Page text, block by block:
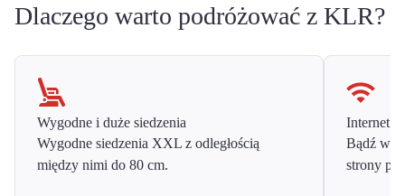
Dlaczego warto podróżować z KLR?
Wygodne i duże siedzenia
Wygodne siedzenia XXL z odległością
między nimi do 80 cm.
Internet
Bądź w
strony